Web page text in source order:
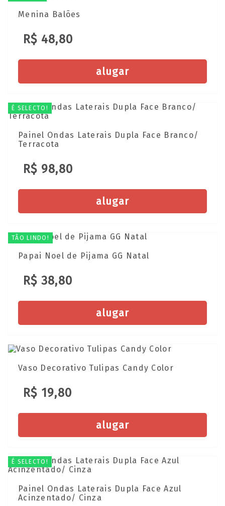
Menina Balões
R$ 48,80
alugar
É SELECTO!
Painel Ondas Laterais Dupla Face Branco/
Terracota
R$ 98,80
alugar
TÃO LINDO!
Papai Noel de Pijama GG Natal
R$ 38,80
alugar
Vaso Decorativo Tulipas Candy Color
R$ 19,80
alugar
É SELECTO!
Painel Ondas Laterais Dupla Face Azul
Acinzentado/ Cinza